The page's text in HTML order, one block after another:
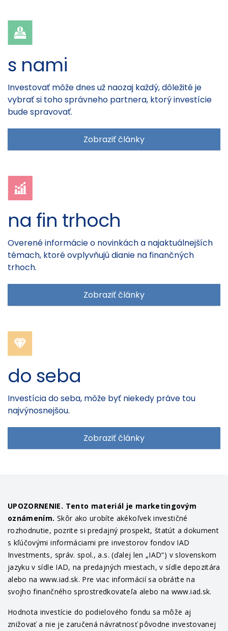
s nami
Investovať môže dnes už naozaj každý, dôležité je
vybrať si toho správneho partnera, ktorý investície
bude spravovať.
Zobraziť články
na fin trhoch
Overené informácie o novinkách a najaktuálnejších
témach, ktoré ovplyvňujú dianie na finančných
trhoch.
Zobraziť články
do seba
Investícia do seba, môže byť niekedy práve tou
najvýnosnejšou.
Zobraziť články
UPOZORNENIE. Tento materiál je marketingovým
oznámením. Skôr ako urobíte akékoľvek investičné
rozhodnutie, pozrite si predajný prospekt, štatút a dokument
s kľúčovými informáciami pre investorov fondov IAD
Investments, správ. spol., a.s. (ďalej len „IAD“) v slovenskom
jazyku v sídle IAD, na predajných miestach, v sídle depozitára
alebo na www.iad.sk. Pre viac informácií sa obráťte na
svojho finančného sprostredkovateľa alebo na www.iad.sk.
Hodnota investície do podielového fondu sa môže aj
znižovať a nie je zaručená návratnosť pôvodne investovanej